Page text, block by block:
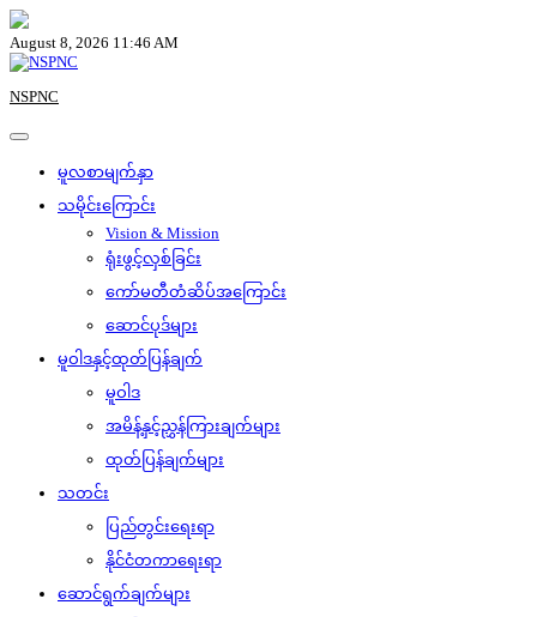
Skip
to
content
August 8, 2026 11:46 AM
NSPNC
မူလစာမျက်နှာ
သမိုင်းကြောင်း
Vision & Mission
ရုံးဖွင့်လှစ်ခြင်း
ကော်မတီတံဆိပ်အကြောင်း
ဆောင်ပုဒ်များ
မူဝါဒနှင့်ထုတ်ပြန်ချက်
မူဝါဒ
အမိန့်နှင့်ညွှန်ကြားချက်များ
ထုတ်ပြန်ချက်များ
သတင်း
ပြည်တွင်းရေးရာ
နိုင်ငံတကာရေးရာ
ဆောင်ရွက်ချက်များ